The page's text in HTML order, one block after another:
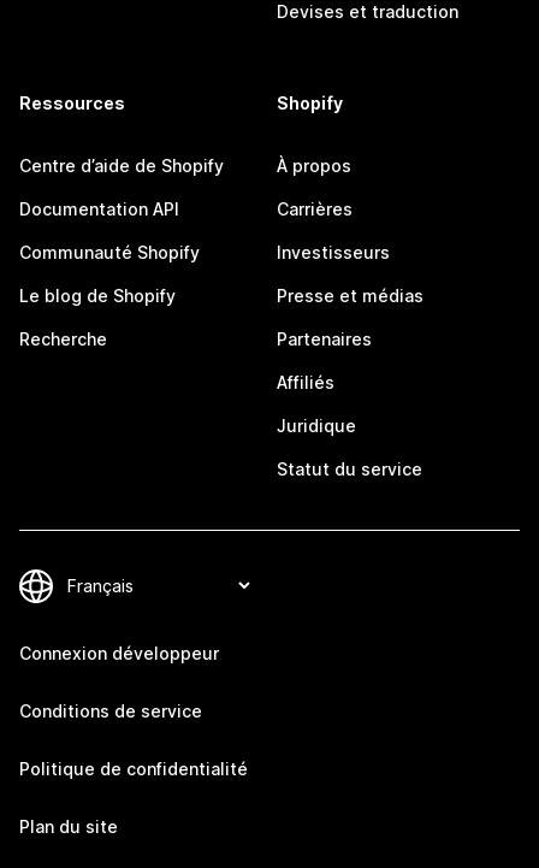
Devises et traduction
Ressources
Centre d’aide de Shopify
Documentation API
Communauté Shopify
Le blog de Shopify
Recherche
Shopify
À propos
Carrières
Investisseurs
Presse et médias
Partenaires
Affiliés
Juridique
Statut du service
Connexion développeur
Conditions de service
Politique de confidentialité
Plan du site